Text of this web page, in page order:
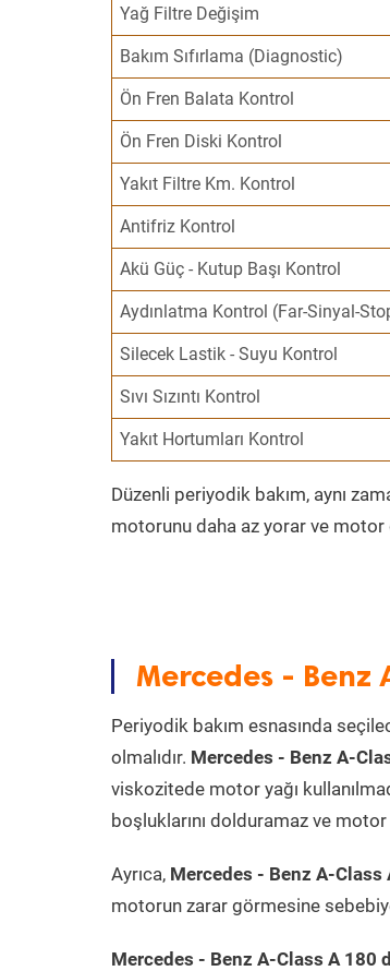
Yağ Filtre Değişim
Bakım Sıfırlama (Diagnostic)
Ön Fren Balata Kontrol
Ön Fren Diski Kontrol
Yakıt Filtre Km. Kontrol
Antifriz Kontrol
Akü Güç - Kutup Başı Kontrol
Aydınlatma Kontrol (Far-Sinyal-
Silecek Lastik - Suyu Kontrol
Sıvı Sızıntı Kontrol
Yakıt Hortumları Kontrol
Düzenli periyodik bakım, aynı
motorunu daha az yorar ve motor
Mercedes - Benz
Periyodik bakım esnasında
olmalıdır. Mercedes - Benz A-
viskozitede motor yağı
boşluklarını dolduramaz ve motor
Ayrıca, Mercedes - Benz A-Class
motorun zarar görmesine
Mercedes - Benz A-Class A 180 d